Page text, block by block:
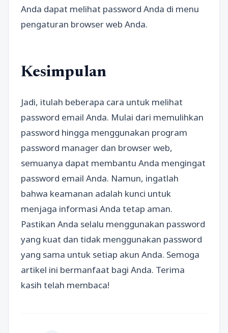
Anda dapat melihat password Anda di menu
pengaturan browser web Anda.
Kesimpulan
Jadi, itulah beberapa cara untuk melihat
password email Anda. Mulai dari memulihkan
password hingga menggunakan program
password manager dan browser web,
semuanya dapat membantu Anda mengingat
password email Anda. Namun, ingatlah
bahwa keamanan adalah kunci untuk
menjaga informasi Anda tetap aman.
Pastikan Anda selalu menggunakan password
yang kuat dan tidak menggunakan password
yang sama untuk setiap akun Anda. Semoga
artikel ini bermanfaat bagi Anda. Terima
kasih telah membaca!